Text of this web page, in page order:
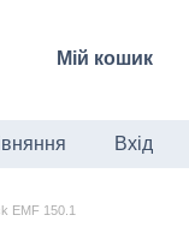
Мій кошик
Вхід
EMF 150.1